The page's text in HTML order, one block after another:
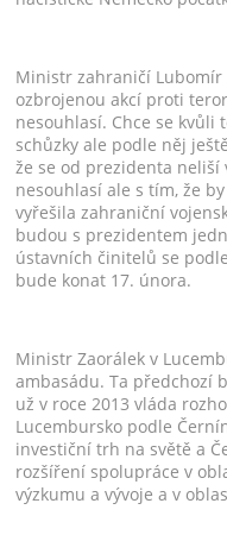
Ministr zahraničí Lubomír
ozbrojenou akcí proti
nesouhlasí. Chce se
schůzky ale podle něj
že se od prezidenta neliší
nesouhlasí ale s tím, že
vyřešila zahraniční
budou s prezidentem
ústavních činitelů se
bude konat 17. února.
Ministr Zaorálek v
ambasádu. Ta předchozí
už v roce 2013 vláda
Lucembursko podle
investiční trh na světě a
rozšíření spolupráce v
výzkumu a vývoje a v